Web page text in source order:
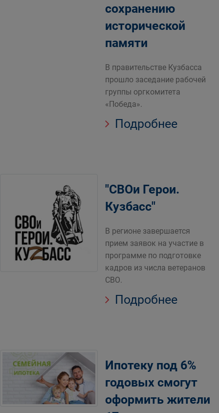
сохранению
исторической
памяти
В правительстве Кузбасса
прошло заседание рабочей
группы оргкомитета
«Победа».
Подробнее
"СВОи Герои.
Кузбасс"
В регионе завершается
прием заявок на участие в
программе по подготовке
кадров из числа ветеранов
СВО.
Подробнее
Ипотеку под 6%
годовых смогут
оформить жители